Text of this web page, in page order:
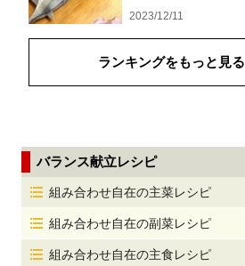
2023/12/11
ランキングをもっと見る
バランス献立レシピ
組み合わせ自在の主菜レシピ
組み合わせ自在の副菜レシピ
組み合わせ自在の主食レシピ